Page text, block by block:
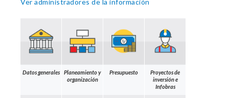
Ver administradores de la información
Datos generales
Planeamiento y
organización
Presupuesto
Proyectos de
inversión e
Infobras